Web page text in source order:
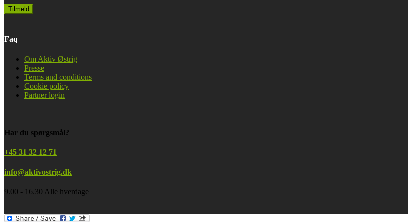
Faq
Om Aktiv Østrig
Presse
Terms and conditions
Cookie policy
Partner login
Har du spørgsmål?
+45 31 32 12 71
info@aktivostrig.dk
9.00 - 16.30 Alle hverdage